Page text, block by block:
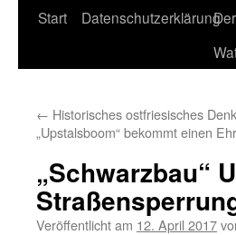
Start DatenschutzerklärungDer
← Historisches ostfriesisches
„Upstalsboom“ bekommt einen
„Schwarzbau“
Veröffentlicht am 12. April 2017